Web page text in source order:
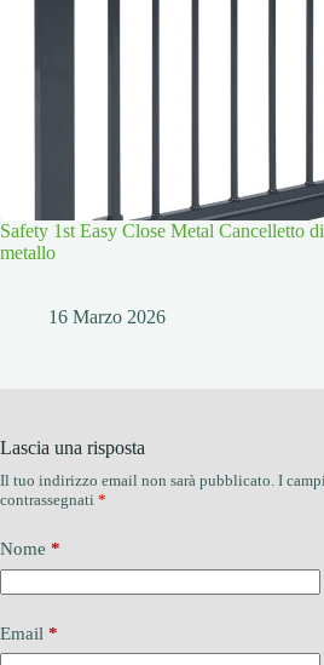
Safety 1st Easy Close Metal Cancelletto
metallo
16 Marzo 2026
Lascia una risposta
Il tuo indirizzo email non sarà pubblicato. I
contrassegnati *
Nome *
Email *